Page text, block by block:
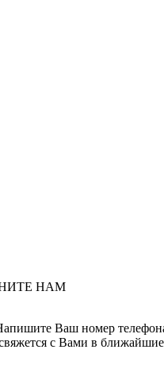
НАМ
Ваш номер
с Вами в